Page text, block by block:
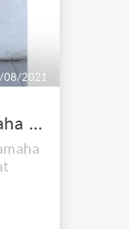
08/2021
Synthetiseur Yamaha XP50